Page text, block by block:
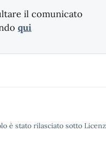
il comunicato
qui
è stato rilasciato sotto